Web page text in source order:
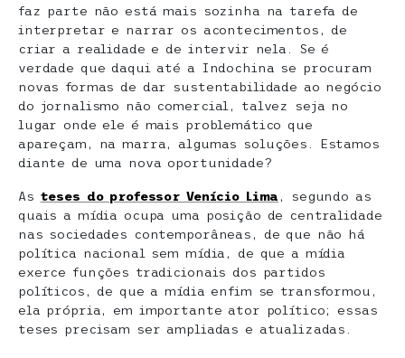
faz parte não está mais sozinha na tarefa de
interpretar e narrar os acontecimentos, de
criar a realidade e de intervir nela. Se é
verdade que daqui até a Indochina se procuram
novas formas de dar sustentabilidade ao negócio
do jornalismo não comercial, talvez seja no
lugar onde ele é mais problemático que
apareçam, na marra, algumas soluções. Estamos
diante de uma nova oportunidade?
As teses do professor Venício Lima , segundo as
quais a mídia ocupa uma posição de centralidade
nas sociedades contemporâneas, de que não há
política nacional sem mídia, de que a mídia
exerce funções tradicionais dos partidos
políticos, de que a mídia enfim se transformou,
ela própria, em importante ator político; essas
teses precisam ser ampliadas e atualizadas.